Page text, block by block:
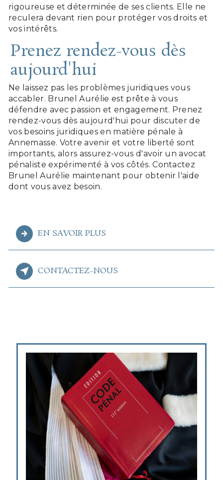
rigoureuse et déterminée de ses clients. Elle ne
reculera devant rien pour protéger vos droits et
vos intérêts.
Prenez rendez-vous dès
aujourd'hui
Ne laissez pas les problèmes juridiques vous
accabler. Brunel Aurélie est prête à vous
défendre avec passion et engagement. Prenez
rendez-vous dès aujourd'hui pour discuter de
vos besoins juridiques en matière pénale à
Annemasse. Votre avenir et votre liberté sont
importants, alors assurez-vous d'avoir un avocat
pénaliste expérimenté à vos côtés. Contactez
Brunel Aurélie maintenant pour obtenir l'aide
dont vous avez besoin.
EN SAVOIR PLUS
CONTACTEZ-NOUS